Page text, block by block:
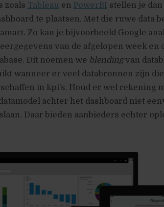
zoals Tableau en PowerBI stellen je
te plaatsen. Met die ruwe data
Zo kan je bijvoorbeeld Google
van de afgelopen week en
Dit noemen we blendingvan
wanneer er veel databronnen zijn
in kpi’s. Houd er wel rekening
achter het dashboard niet
Daar bieden aanbieders echter